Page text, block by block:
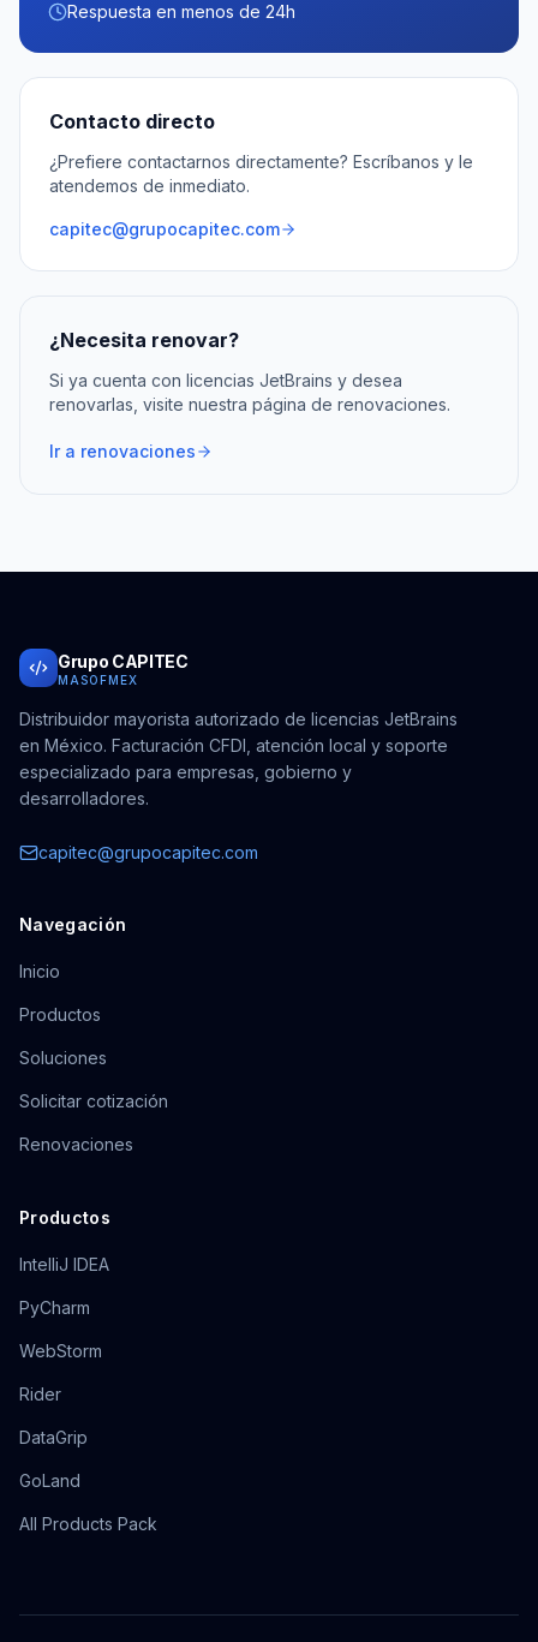
Respuesta en menos de 24h
Contacto directo
¿Prefiere contactarnos directamente? Escríbanos y le
atendemos de inmediato.
capitec@grupocapitec.com
¿Necesita renovar?
Si ya cuenta con licencias JetBrains y desea
renovarlas, visite nuestra página de renovaciones.
Ir a renovaciones
Grupo CAPITEC
MASOFMEX
Distribuidor mayorista autorizado de licencias JetBrains
en México. Facturación CFDI, atención local y soporte
especializado para empresas, gobierno y
desarrolladores.
capitec@grupocapitec.com
Navegación
Inicio
Productos
Soluciones
Solicitar cotización
Renovaciones
Productos
IntelliJ IDEA
PyCharm
WebStorm
Rider
DataGrip
GoLand
All Products Pack